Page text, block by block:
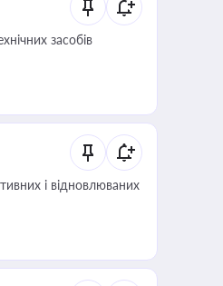
засобів
і відновлюваних